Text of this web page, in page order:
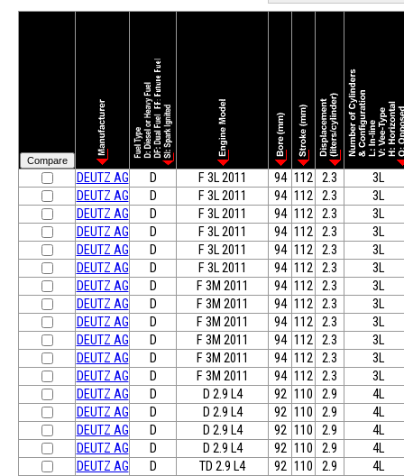
DEUTZ AG D F 3L 2011 94 112 2.3
3L
DEUTZ AG
D F 3L 2011 94 112 2.3
3L
DEUTZ AG
D F 3L 2011 94 112 2.3
3L
DEUTZ AG
D F 3L 2011 94 112 2.3
3L
DEUTZ AG
D F 3L 2011 94 112 2.3
3L
DEUTZ AG
D F 3L 2011 94 112 2.3
3L
DEUTZ AG
D F 3M 2011 94 112 2.3
3L
DEUTZ AG
D F 3M 2011 94 112 2.3
3L
DEUTZ AG
D F 3M 2011 94 112 2.3
3L
DEUTZ AG
D F 3M 2011 94 112 2.3
3L
DEUTZ AG
D F 3M 2011 94 112 2.3
3L
DEUTZ AG
D F 3M 2011 94 112 2.3
3L
DEUTZ AG
D D 2.9 L4 92 110 2.9
4L
DEUTZ AG
D D 2.9 L4 92 110 2.9
4L
DEUTZ AG
D D 2.9 L4 92 110 2.9
4L
DEUTZ AG
D D 2.9 L4 92 110 2.9
4L
DEUTZ AG
D TD 2.9 L4 92 110 2.9
4L